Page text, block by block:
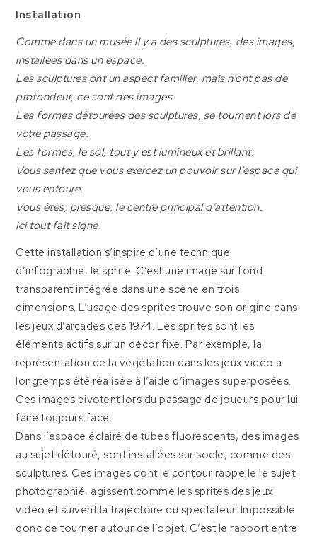
Installation
Comme dans un musée il y a des sculptures, des images,
installées dans un espace.
Les sculptures ont un aspect familier, mais n’ont pas de
profondeur, ce sont des images.
Les formes détourées des sculptures, se tournent lors de
votre passage.
Les formes, le sol, tout y est lumineux et brillant.
Vous sentez que vous exercez un pouvoir sur l’espace qui
vous entoure.
Vous êtes, presque, le centre principal d’attention.
Ici tout fait signe.
Cette installation s’inspire d’une technique
d’infographie, le sprite. C’est une image sur fond
transparent intégrée dans une scène en trois
dimensions. L’usage des sprites trouve son origine dans
les jeux d’arcades dès 1974. Les sprites sont les
éléments actifs sur un décor fixe. Par exemple, la
représentation de la végétation dans les jeux vidéo a
longtemps été réalisée à l’aide d’images superposées.
Ces images pivotent lors du passage de joueurs pour lui
faire toujours face.
Dans l’espace éclairé de tubes fluorescents, des images
au sujet détouré, sont installées sur socle, comme des
sculptures. Ces images dont le contour rappelle le sujet
photographié, agissent comme les sprites des jeux
vidéo et suivent la trajectoire du spectateur. Impossible
donc de tourner autour de l’objet. C’est le rapport entre